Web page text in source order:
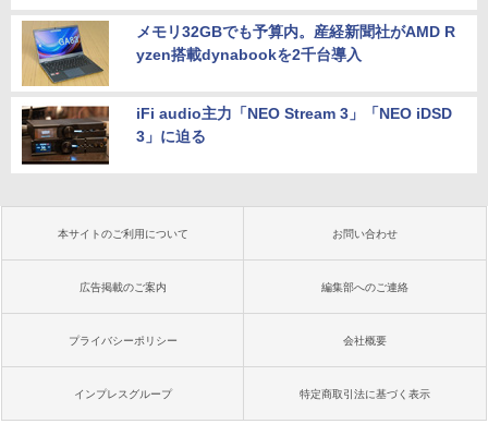
メモリ32GBでも予算内。産経新聞社がAMD R
yzen搭載dynabookを2千台導入
iFi audio主力「NEO Stream 3」「NEO iDSD
3」に迫る
本サイトのご利用について お問い合わせ
広告掲載のご案内 編集部へのご連絡
プライバシーポリシー 会社概要
インプレスグループ 特定商取引法に基づく表示